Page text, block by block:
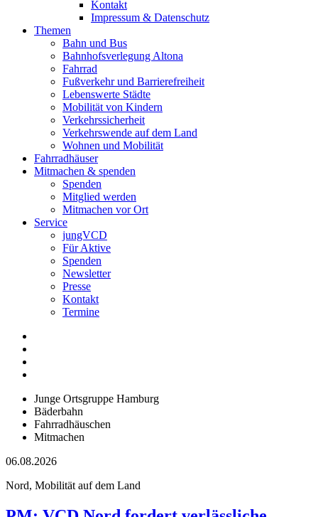
Kontakt
Impressum & Datenschutz
Themen
Bahn und Bus
Bahnhofsverlegung Altona
Fahrrad
Fußverkehr und Barrierefreiheit
Lebenswerte Städte
Mobilität von Kindern
Verkehrssicherheit
Verkehrswende auf dem Land
Wohnen und Mobilität
Fahrradhäuser
Mitmachen & spenden
Spenden
Mitglied werden
Mitmachen vor Ort
Service
jungVCD
Für Aktive
Spenden
Newsletter
Presse
Kontakt
Termine
Junge Ortsgruppe Hamburg
Bäderbahn
Fahrradhäuschen
Mitmachen
06.08.2026
Nord, Mobilität auf dem Land